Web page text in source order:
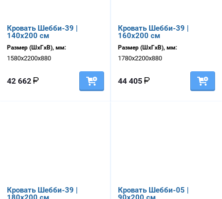
Кровать Шебби-39 |
140х200 см
Размер (ШхГхВ), мм:
1580х2200х880
42 662
Кровать Шебби-39 |
160х200 см
Размер (ШхГхВ), мм:
1780х2200х880
44 405
Кровать Шебби-39 |
Кровать Шебби-05 |